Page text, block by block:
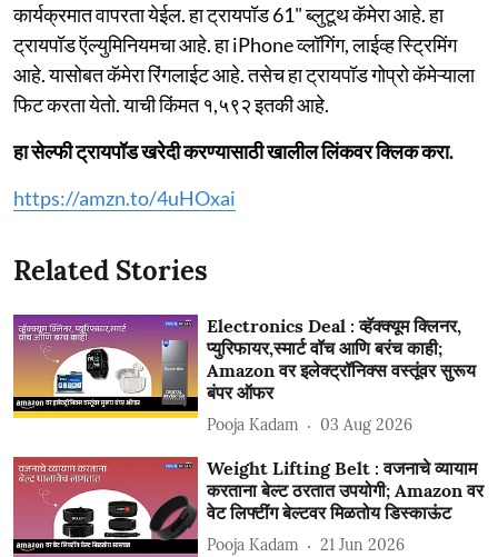
कार्यक्रमात वापरता येईल. हा ट्रायपॉड 61" ब्लुटूथ कॅमेरा आहे. हा
ट्रायपॉड ऍल्युमिनियमचा आहे. हा iPhone व्लॉगिंग, लाईव्ह स्ट्रिमिंग
आहे. यासोबत कॅमेरा रिंगलाईट आहे. तसेच हा ट्रायपॉड गोप्रो कॅमेऱ्याला
फिट करता येतो. याची किंमत १,५९२ इतकी आहे.
हा सेल्फी ट्रायपॉड खरेदी करण्यासाठी खालील लिंकवर क्लिक करा.
https://amzn.to/4uHOxai
Related Stories
Electronics Deal : व्हॅक्क्यूम क्लिनर,
प्युरिफायर,स्मार्ट वॉच आणि बरंच काही;
Amazon वर इलेक्ट्रॉनिक्स वस्तूंवर सुरूय
बंपर ऑफर
Pooja Kadam 03 Aug 2026
Weight Lifting Belt : वजनाचे व्यायाम
करताना बेल्ट ठरतात उपयोगी; Amazon वर
वेट लिफ्टींग बेल्टवर मिळतोय डिस्काऊंट
Pooja Kadam 21 Jun 2026